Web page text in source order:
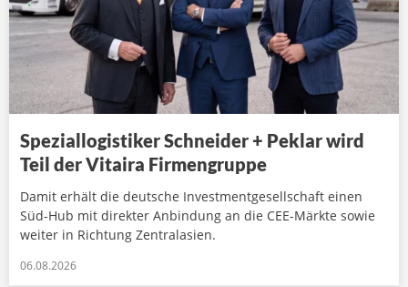
Speziallogistiker Schneider + Peklar wird
Teil der Vitaira Firmengruppe
Damit erhält die deutsche Investmentgesellschaft einen
Süd-Hub mit direkter Anbindung an die CEE-Märkte sowie
weiter in Richtung Zentralasien.
06.08.2026